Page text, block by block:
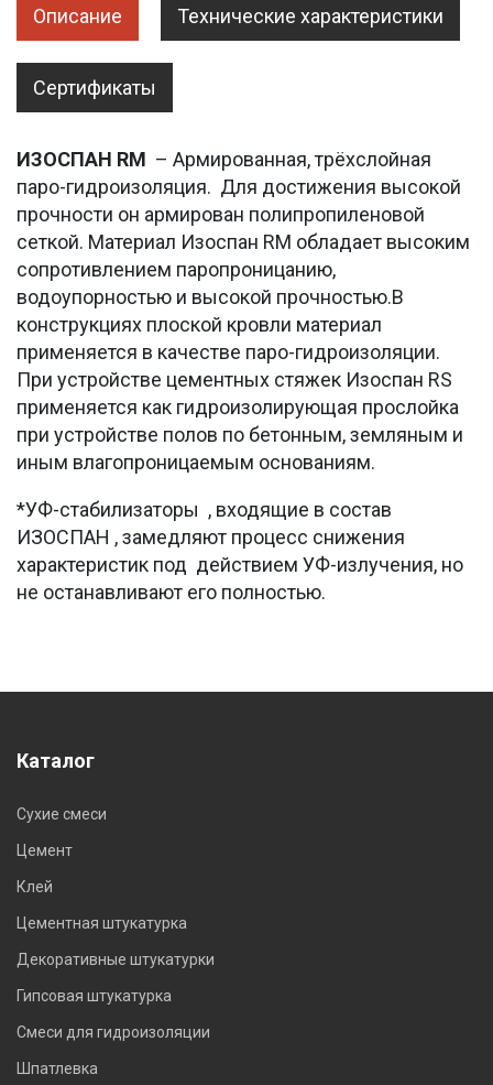
Описание Технические характеристики
Сертификаты
ИЗОСПАН RМ – Армированная, трёхслойная
паро-гидроизоляция. Для достижения высокой
прочности он армирован полипропиленовой
сеткой. Материал Изоспан RM обладает высоким
сопротивлением паропроницанию,
водоупорностью и высокой прочностью.В
конструкциях плоской кровли материал
применяется в качестве паро-гидроизоляции.
При устройстве цементных стяжек Изоспан RS
применяется как гидроизолирующая прослойка
при устройстве полов по бетонным, земляным и
иным влагопроницаемым основаниям.
*УФ-стабилизаторы , входящие в состав
ИЗОСПАН , замедляют процесс снижения
характеристик под действием УФ-излучения, но
не останавливают его полностью.
Каталог
Сухие смеси
Цемент
Клей
Цементная штукатурка
Декоративные штукатурки
Гипсовая штукатурка
Смеси для гидроизоляции
Шпатлевка